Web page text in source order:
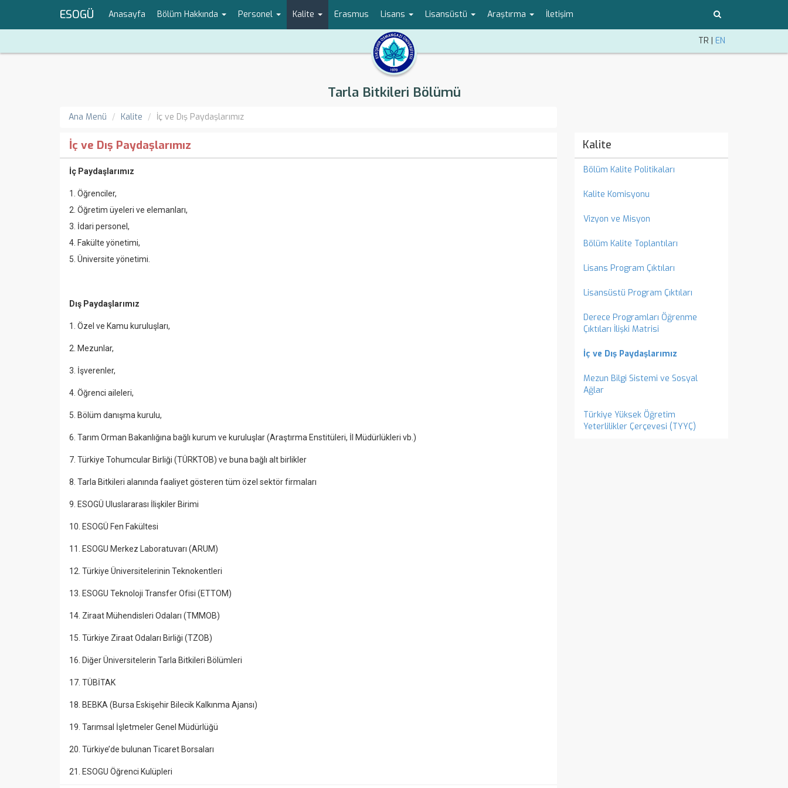
ESOGÜ Anasayfa Bölüm Hakkında Personel Kalite Erasmus Lisans Lisansüstü Araştırma İletişim
TR | EN
Tarla Bitkileri Bölümü
Ana Menü Kalite İç ve Dış Paydaşlarımız
İç ve Dış Paydaşlarımız
İç Paydaşlarımız
1. Öğrenciler,
2. Öğretim üyeleri ve elemanları,
3. İdari personel,
4. Fakülte yönetimi,
5. Üniversite yönetimi.
Dış Paydaşlarımız
1. Özel ve Kamu kuruluşları,
2. Mezunlar,
3. İşverenler,
4. Öğrenci aileleri,
5. Bölüm danışma kurulu,
6. Tarım Orman Bakanlığına bağlı kurum ve kuruluşlar (Araştırma Enstitüleri, İl Müdürlükleri vb.)
7. Türkiye Tohumcular Birliği (TÜRKTOB) ve buna bağlı alt birlikler
8. Tarla Bitkileri alanında faaliyet gösteren tüm özel sektör firmaları
9. ESOGÜ Uluslararası İlişkiler Birimi
10. ESOGÜ Fen Fakültesi
11. ESOGU Merkez Laboratuvarı (ARUM)
12. Türkiye Üniversitelerinin Teknokentleri
13. ESOGU Teknoloji Transfer Ofisi (ETTOM)
14. Ziraat Mühendisleri Odaları (TMMOB)
15. Türkiye Ziraat Odaları Birliği (TZOB)
16. Diğer Üniversitelerin Tarla Bitkileri Bölümleri
17. TÜBİTAK
18. BEBKA (Bursa Eskişehir Bilecik Kalkınma Ajansı)
19. Tarımsal İşletmeler Genel Müdürlüğü
20. Türkiye’de bulunan Ticaret Borsaları
21. ESOGU Öğrenci Kulüpleri
Kalite
Bölüm Kalite Politikaları
Kalite Komisyonu
Vizyon ve Misyon
Bölüm Kalite Toplantıları
Lisans Program Çıktıları
Lisansüstü Program Çıktıları
Derece Programları Öğrenme
Çıktıları İlişki Matrisi
İç ve Dış Paydaşlarımız
Mezun Bilgi Sistemi ve Sosyal
Ağlar
Türkiye Yüksek Öğretim
Yeterlilikler Çerçevesi (TYYÇ)